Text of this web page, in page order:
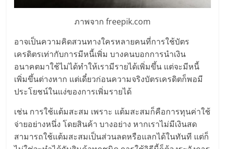
หน้า
บ้าน
ลงทุน
น้อย
คืน
ภาพจาก freepik.com
อาจเป็นความคิดสวนทางใครหลายคนที่การใช้บัตร
เครดิตรเท่ากับการมีหนี้เพิ่ม บางคนบอกการนำเงิน
อนาคตมาใช้ไม่ได้ทำให้เรามีรายได้เพิ่มขึ้น แต่จะมีหนี้
เพิ่มขึ้นต่างหาก แต่เดี๋ยวก่อนความจริงบัตรเครดิตก็พอมี
ประโยชน์ในแง่ของการเพิ่มรายได้
เช่น การใช้แต้มสะสม เพราะ แต้มสะสมก็คือการทุนค่าใช้
จ่ายอย่างหนึ่ง โดยสินค้า บางอย่าง หากเราไม่มีเงินสด
สามารถใช้แต้มสะสมเป็นส่วนลดหรือแลกได้ในทันที แต่ก็